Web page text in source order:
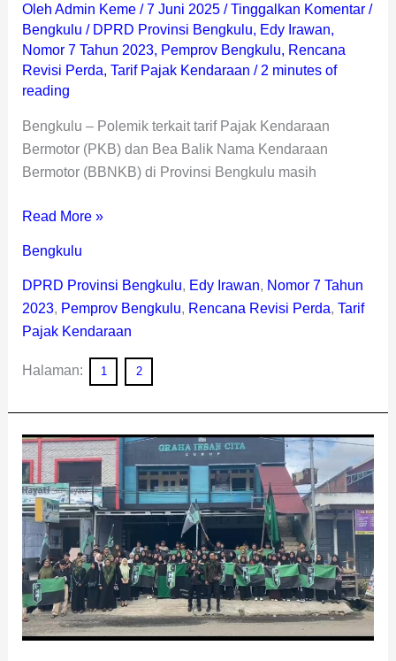
Oleh Admin Keme /7 Juni 2025 /Tinggalkan Komentar /
Bengkulu / DPRD Provinsi Bengkulu, Edy Irawan,
Nomor 7 Tahun 2023, Pemprov Bengkulu, Rencana
Revisi Perda, Tarif Pajak Kendaraan / 2 minutes of
reading
Bengkulu – Polemik terkait tarif Pajak Kendaraan
Bermotor (PKB) dan Bea Balik Nama Kendaraan
Bermotor (BBNKB) di Provinsi Bengkulu masih
2023
Read More »
Bengkulu
DPRD Provinsi Bengkulu, Edy Irawan, Nomor 7 Tahun
2023, Pemprov Bengkulu, Rencana Revisi Perda, Tarif
Pajak Kendaraan
Halaman: 1 2
Ketua
Umum
HMI
Curup
Apresiasi
Gubernur
Helmi
Hasan:
Aspirasi